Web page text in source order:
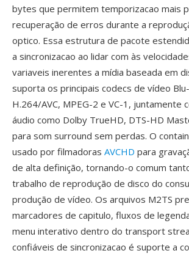
bytes que permitem temporizacao mais
recuperação de erros durante a
optico. Essa estrutura de pacote
a sincronizacao ao lidar com às
variaveis inerentes a mídia baseada em
suporta os principais codecs de vídeo
H.264/AVC, MPEG-2 e VC-1, juntamente
áudio como Dolby TrueHD, DTS-HD
para som surround sem perdas. O
usado por filmadoras AVCHD para
de alta definição, tornando-o comum
trabalho de reprodução de disco do
produção de vídeo. Os arquivos M2TS
marcadores de capitulo, fluxos de
menu interativo dentro do transport
confiáveis de sincronizacao é suporte a